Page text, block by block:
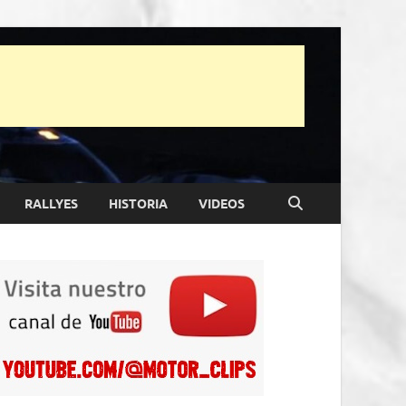
RALLYES HISTORIA VIDEOS